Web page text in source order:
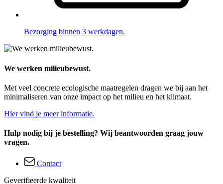
Bezorging binnen 3 werkdagen.
We werken milieubewust.
Met veel concrete ecologische maatregelen dragen we bij aan het
minimaliseren van onze impact op het milieu en het klimaat.
Hier vind je meer informatie.
Hulp nodig bij je bestelling? Wij beantwoorden graag jouw
vragen.
Contact
Geverifieerde kwaliteit